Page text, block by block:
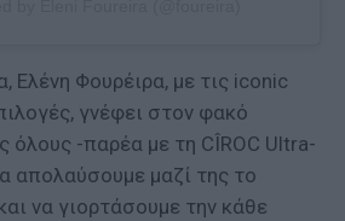
Ελένη Φουρέιρα, με τις iconic
γνέφει στον φακό
-παρέα με τη CÎROC Ultra-
απολαύσουμε μαζί της το
να γιορτάσουμε την κάθε